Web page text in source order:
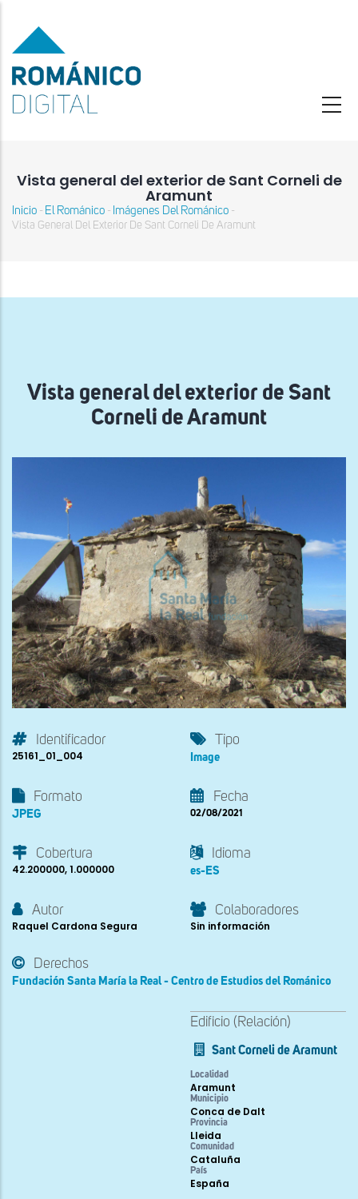
contenido
principal
Vista general del exterior de Sant Corneli de
Aramunt
Sobrescribir
ayuda
Inicio - El Románico - Imágenes Del Románico -
Vista General Del Exterior De Sant Corneli De Aramunt
Vista general del exterior de Sant
Corneli de Aramunt
Identificador
25161_01_004
Tipo
Image
Formato
JPEG
Fecha
02/08/2021
Cobertura
42.200000, 1.000000
Idioma
es-ES
Autor
Raquel Cardona Segura
Colaboradores
Sin información
Derechos
Fundación Santa María la Real - Centro de Estudios del Románico
Edificio (Relación)
Sant Corneli de Aramunt
Localidad
Aramunt
Municipio
Conca de Dalt
Provincia
Lleida
Comunidad
Cataluña
País
España